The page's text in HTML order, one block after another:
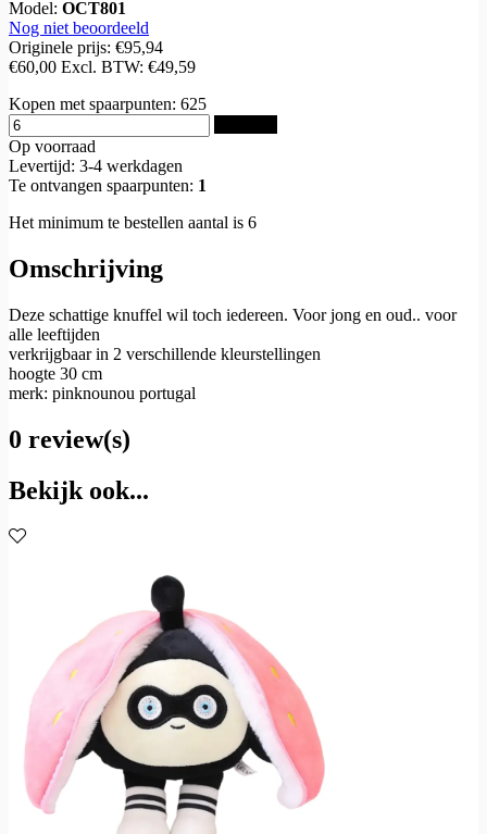
Model: OCT801
Nog niet beoordeeld
Originele prijs: €95,94
€60,00 Excl. BTW: €49,59
Kopen met spaarpunten: 625
Op voorraad
Levertijd: 3-4 werkdagen
Te ontvangen spaarpunten: 1
Het minimum te bestellen aantal is 6
Omschrijving
Deze schattige knuffel wil toch iedereen. Voor jong en oud.. voor
alle leeftijden
verkrijgbaar in 2 verschillende kleurstellingen
hoogte 30 cm
merk: pinknounou portugal
0 review(s)
Bekijk ook...